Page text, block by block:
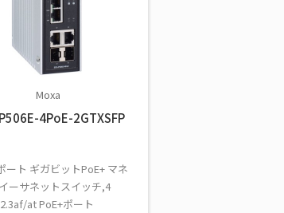
Moxa
4PoE-2GTXSFP
ート ギガビットPoE+ マネ
ーサネットスイッチ,4
at PoE+ポート